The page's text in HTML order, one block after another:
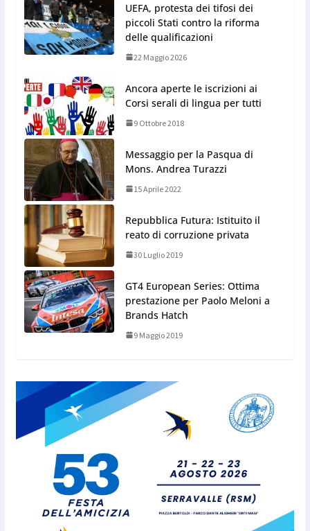
UEFA, protesta dei tifosi dei
piccoli Stati contro la riforma
delle qualificazioni
22 Maggio 2026
Ancora aperte le iscrizioni ai
Corsi serali di lingua per tutti
9 Ottobre 2018
Messaggio per la Pasqua di
Mons. Andrea Turazzi
15 Aprile 2022
Repubblica Futura: Istituito il
reato di corruzione privata
30 Luglio 2019
GT4 European Series: Ottima
prestazione per Paolo Meloni a
Brands Hatch
9 Maggio 2019